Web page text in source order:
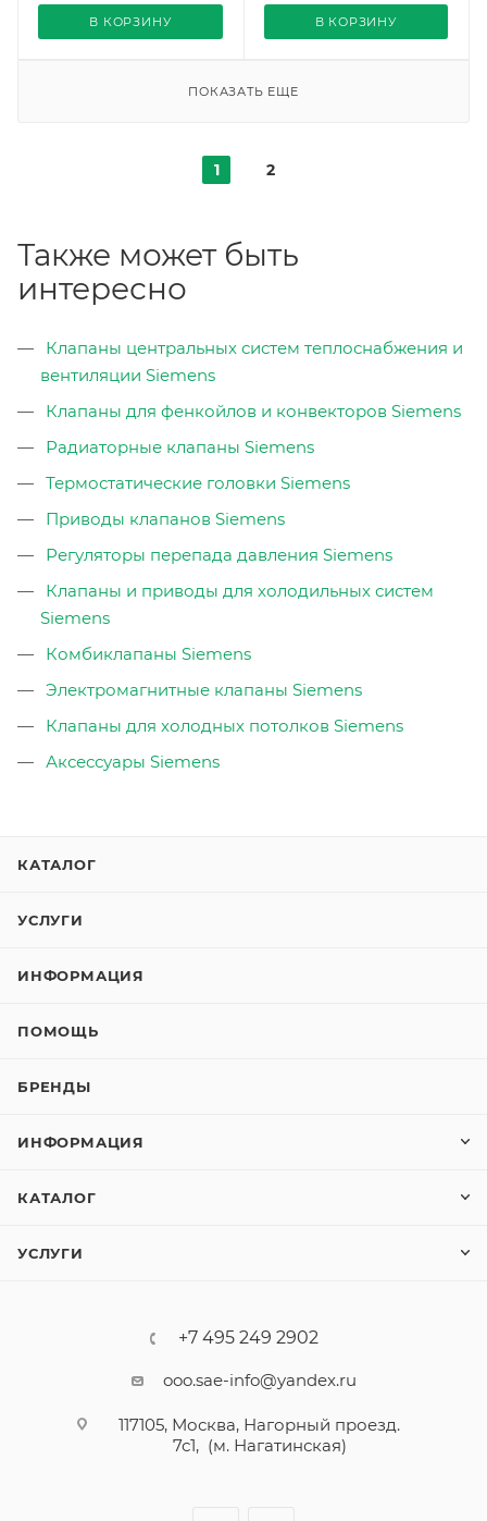
В КОРЗИНУ В КОРЗИНУ
ПОКАЗАТЬ ЕЩЕ
1 2
Также может быть
интересно
Клапаны центральных систем теплоснабжения и
вентиляции Siemens
Клапаны для фенкойлов и конвекторов Siemens
Радиаторные клапаны Siemens
Термостатические головки Siemens
Приводы клапанов Siemens
Регуляторы перепада давления Siemens
Клапаны и приводы для холодильных систем
Siemens
Комбиклапаны Siemens
Электромагнитные клапаны Siemens
Клапаны для холодных потолков Siemens
Аксессуары Siemens
КАТАЛОГ
УСЛУГИ
ИНФОРМАЦИЯ
ПОМОЩЬ
БРЕНДЫ
ИНФОРМАЦИЯ
КАТАЛОГ
УСЛУГИ
+7 495 249 2902
ooo.sae-info@yandex.ru
117105, Москва, Нагорный проезд.
7с1, (м. Нагатинская)